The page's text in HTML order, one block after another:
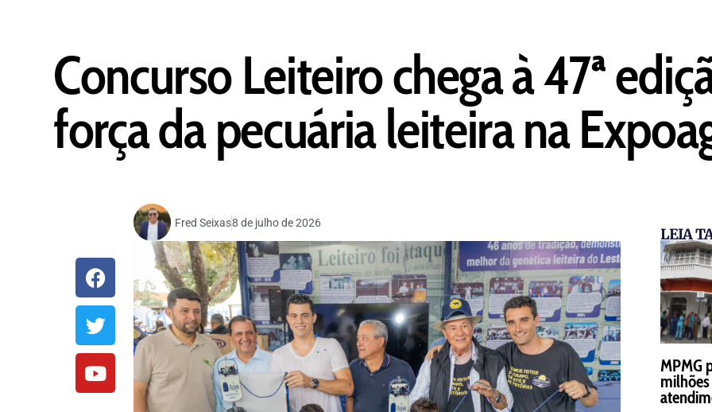
Concurso Leiteiro chega à 47ª
força da pecuária leiteira na
Fred Seixas8 de julho de 2026
LEIA
MPMG